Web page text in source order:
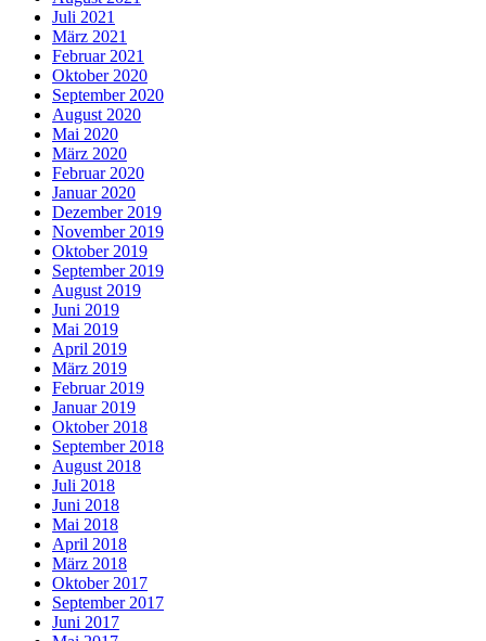
Juli 2021
März 2021
Februar 2021
Oktober 2020
September 2020
August 2020
Mai 2020
März 2020
Februar 2020
Januar 2020
Dezember 2019
November 2019
Oktober 2019
September 2019
August 2019
Juni 2019
Mai 2019
April 2019
März 2019
Februar 2019
Januar 2019
Oktober 2018
September 2018
August 2018
Juli 2018
Juni 2018
Mai 2018
April 2018
März 2018
Oktober 2017
September 2017
Juni 2017